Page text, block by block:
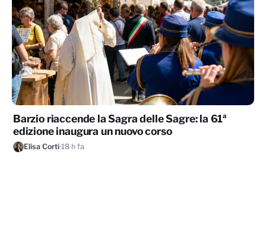
Barzio riaccende la Sagra delle Sagre: la 61ª
edizione inaugura un nuovo corso
Elisa Corti·18 h fa